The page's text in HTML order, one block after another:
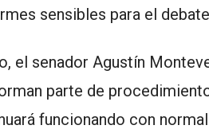
sensibles para el
el senador Agustín
parte de
funcionando con